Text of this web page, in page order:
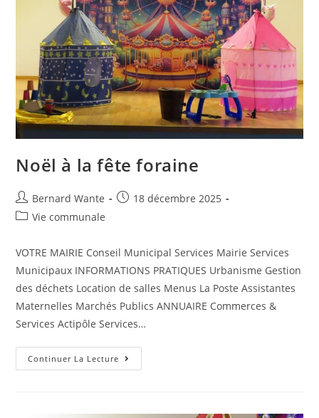
Noël à la fête foraine
Bernard Wante
18 décembre 2025
Vie communale
VOTRE MAIRIE Conseil Municipal Services Mairie Services
Municipaux INFORMATIONS PRATIQUES Urbanisme Gestion
des déchets Location de salles Menus La Poste Assistantes
Maternelles Marchés Publics ANNUAIRE Commerces &
Services Actipôle Services…
Continuer La Lecture